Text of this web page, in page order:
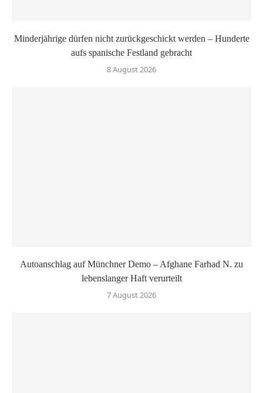
Minderjährige dürfen nicht zurückgeschickt werden – Hunderte
aufs spanische Festland gebracht
8 August 2026
Autoanschlag auf Münchner Demo – Afghane Farhad N. zu
lebenslanger Haft verurteilt
7 August 2026